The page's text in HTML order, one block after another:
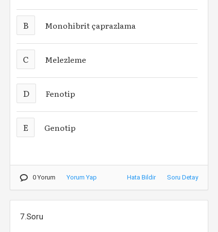
B Monohibrit çaprazlama
C Melezleme
D Fenotip
E Genotip
0 Yorum Yorum Yap Hata Bildir Soru Detay
7.Soru